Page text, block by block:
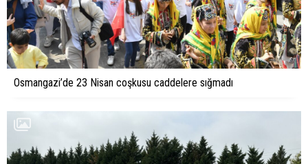
Osmangazi’de 23 Nisan coşkusu caddelere sığmadı